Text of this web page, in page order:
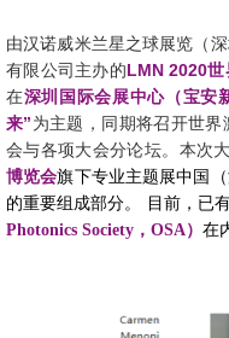
由汉诺威米兰星之球展览（
有限公司主办的LMN 2020世
在深圳国际会展中心（宝安
来” 为主题，同期将召开世
会与各项大会分论坛。本次
博览会旗下专业主题展中国
的重要组成部分。
目前，已
Photonics Society，OSA） 在